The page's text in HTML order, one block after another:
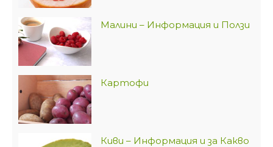
Малини – Информация и Ползи
Картофи
Киви – Информация и за Какво